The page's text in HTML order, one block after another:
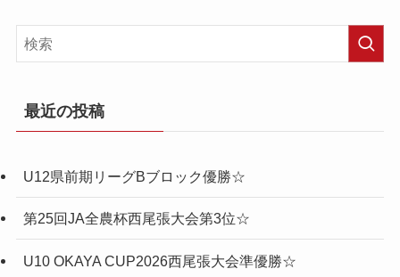
最近の投稿
U12県前期リーグBブロック優勝☆
第25回JA全農杯西尾張大会第3位☆
U10 OKAYA CUP2026西尾張大会準優勝☆